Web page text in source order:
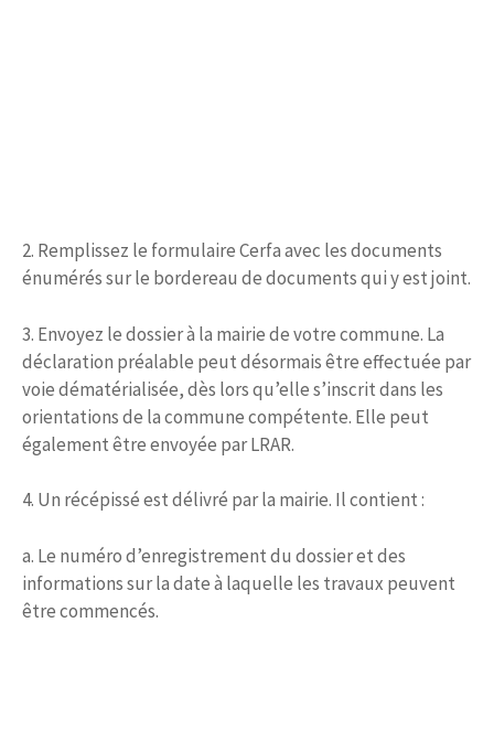
2. Remplissez le formulaire Cerfa avec les documents
énumérés sur le bordereau de documents qui y est joint.
3. Envoyez le dossier à la mairie de votre commune. La
déclaration préalable peut désormais être effectuée par
voie dématérialisée, dès lors qu’elle s’inscrit dans les
orientations de la commune compétente. Elle peut
également être envoyée par LRAR.
4. Un récépissé est délivré par la mairie. Il contient :
a. Le numéro d’enregistrement du dossier et des
informations sur la date à laquelle les travaux peuvent
être commencés.